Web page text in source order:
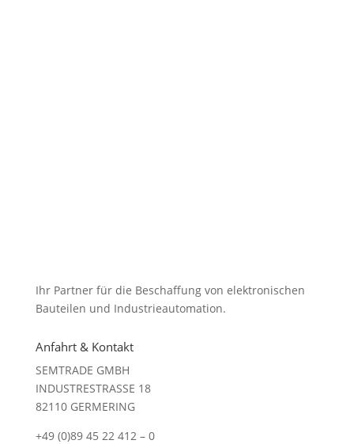
Ihr Partner für die Beschaffung von elektronischen
Bauteilen und Industrieautomation.
Anfahrt & Kontakt
SEMTRADE GMBH
INDUSTRESTRASSE 18
82110 GERMERING
+49 (0)89 45 22 412 – 0